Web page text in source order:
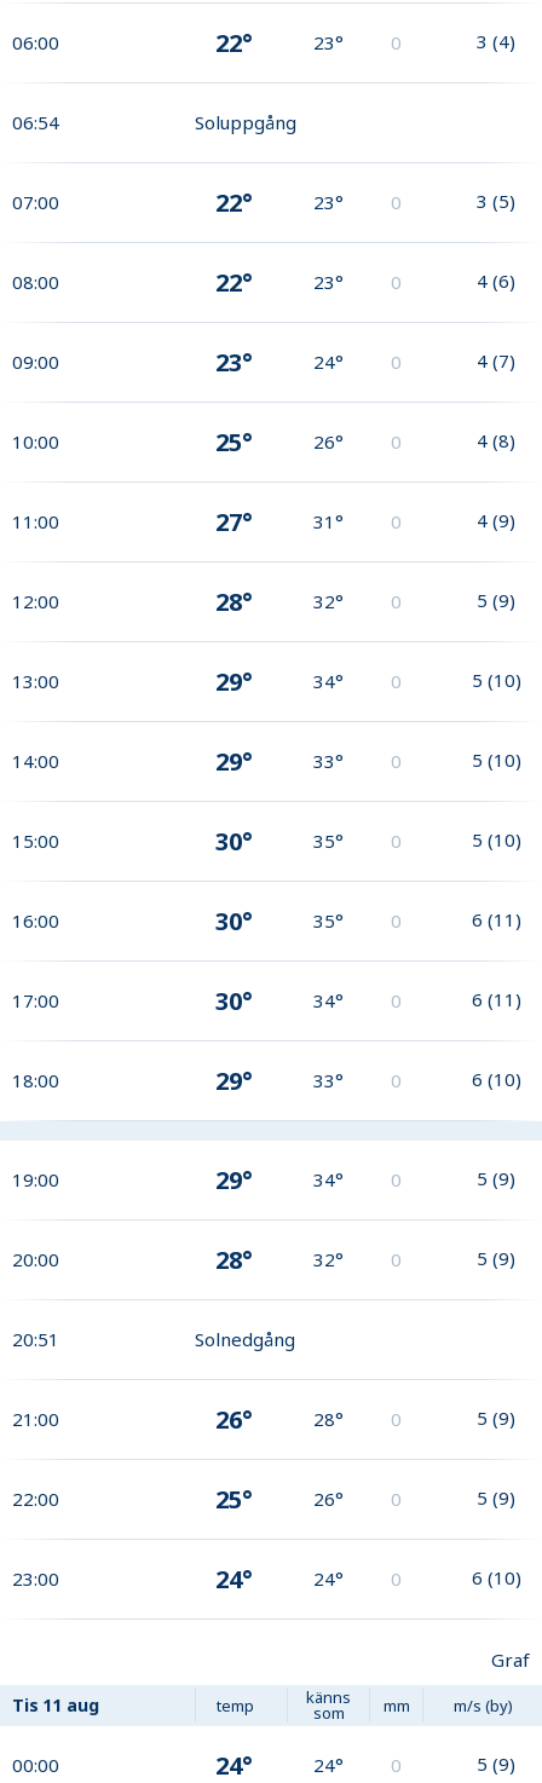
06:00 22° 23° 0 3 (4)
06:54 Soluppgång
07:00 22° 23° 0 3 (5)
08:00 22° 23° 0 4 (6)
09:00 23° 24° 0 4 (7)
10:00 25° 26° 0 4 (8)
11:00 27° 31° 0 4 (9)
12:00 28° 32° 0 5 (9)
13:00 29° 34° 0 5 (10)
14:00 29° 33° 0 5 (10)
15:00 30° 35° 0 5 (10)
16:00 30° 35° 0 6 (11)
17:00 30° 34° 0 6 (11)
18:00 29° 33° 0 6 (10)
19:00 29° 34° 0 5 (9)
20:00 28° 32° 0 5 (9)
20:51 Solnedgång
21:00 26° 28° 0 5 (9)
22:00 25° 26° 0 5 (9)
23:00 24° 24° 0 6 (10)
Graf
Tis 11 aug temp känns
som mm m/s (by)
00:00 24° 24° 0 5 (9)